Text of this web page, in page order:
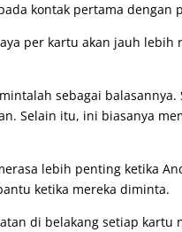
kontak pertama dengan
per kartu akan jauh
sebagai
Selain itu, ini biasanya
lebih penting ketika
ketika mereka diminta.
di belakang setiap kartu